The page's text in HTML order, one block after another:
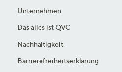
Unternehmen
Das alles ist QVC
Nachhaltigkeit
Barrierefreiheitserklärung